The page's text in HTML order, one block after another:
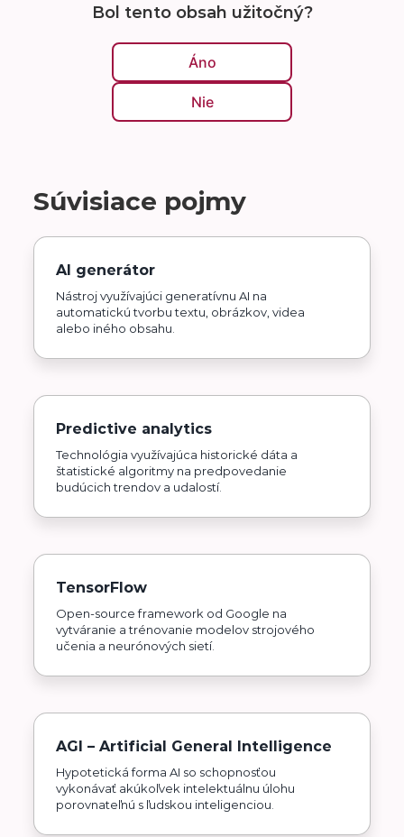
Bol tento obsah užitočný?
Áno
Nie
Súvisiace pojmy
AI generátor
Nástroj využívajúci generatívnu AI na
automatickú tvorbu textu, obrázkov, videa
alebo iného obsahu.
Predictive analytics
Technológia využívajúca historické dáta a
štatistické algoritmy na predpovedanie
budúcich trendov a udalostí.
TensorFlow
Open-source framework od Google na
vytváranie a trénovanie modelov strojového
učenia a neurónových sietí.
AGI – Artificial General Intelligence
Hypotetická forma AI so schopnosťou
vykonávať akúkoľvek intelektuálnu úlohu
porovnateľnú s ľudskou inteligenciou.